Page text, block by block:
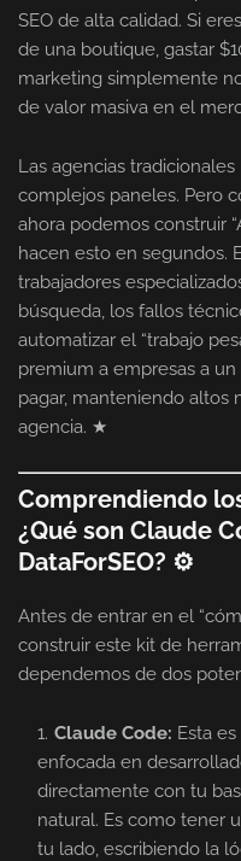
SEO de alta calidad. Si
de una boutique, gastar
marketing simplemente
de valor masiva en el
Las agencias
complejos paneles. Pero
ahora podemos construir
hacen esto en segundos.
trabajadores
búsqueda, los fallos
automatizar el “trabajo
premium a empresas a
pagar, manteniendo altos
agencia. ★
Comprendiendo
¿Qué son Claude
DataForSEO? ⚙
Antes de entrar en el
construir este kit de
dependemos de dos
Claude Code: Esta
enfocada en
directamente con tu
natural. Es como tener
tu lado, escribiendo la